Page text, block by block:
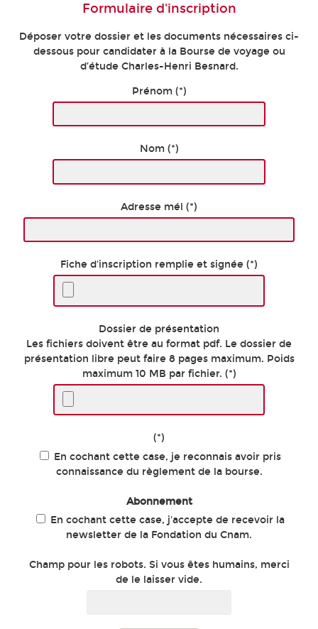
Formulaire d'inscription
Déposer votre dossier et les documents nécessaires ci-
dessous pour candidater à la Bourse de voyage ou
d’étude Charles-Henri Besnard.
Prénom (*)
Nom (*)
Adresse mél (*)
Fiche d'inscription remplie et signée (*)
Dossier de présentation
Les fichiers doivent être au format pdf. Le dossier de
présentation libre peut faire 8 pages maximum. Poids
maximum 10 MB par fichier. (*)
(*)
En cochant cette case, je reconnais avoir pris
connaissance du règlement de la bourse.
Abonnement
En cochant cette case, j'accepte de recevoir la
newsletter de la Fondation du Cnam.
Champ pour les robots. Si vous êtes humains, merci
de le laisser vide.